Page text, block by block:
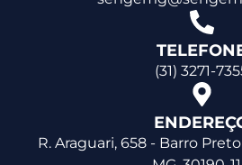
(31) 3271-
R. Araguari, 658 - Barro